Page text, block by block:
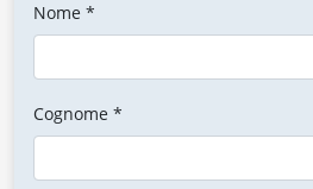
Nome *
Cognome *